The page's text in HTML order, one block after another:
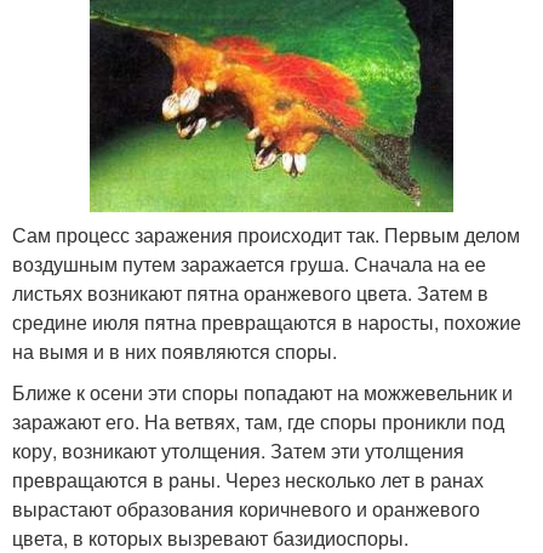
Сам процесс заражения происходит так. Первым делом
воздушным путем заражается груша. Сначала на ее
листьях возникают пятна оранжевого цвета. Затем в
средине июля пятна превращаются в наросты, похожие
на вымя и в них появляются споры.
Ближе к осени эти споры попадают на можжевельник и
заражают его. На ветвях, там, где споры проникли под
кору, возникают утолщения. Затем эти утолщения
превращаются в раны. Через несколько лет в ранах
вырастают образования коричневого и оранжевого
цвета, в которых вызревают базидиоспоры.